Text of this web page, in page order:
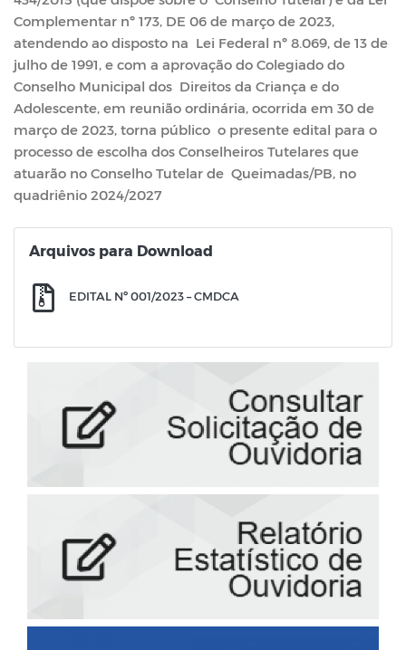
Complementar nº 173, DE 06 de março de 2023,
atendendo ao disposto na Lei Federal nº 8.069, de 13 de
julho de 1991, e com a aprovação do Colegiado do
Conselho Municipal dos Direitos da Criança e do
Adolescente, em reunião ordinária, ocorrida em 30 de
março de 2023, torna público o presente edital para o
processo de escolha dos Conselheiros Tutelares que
atuarão no Conselho Tutelar de Queimadas/PB, no
quadriênio 2024/2027
Arquivos para Download
EDITAL Nº 001/2023 – CMDCA